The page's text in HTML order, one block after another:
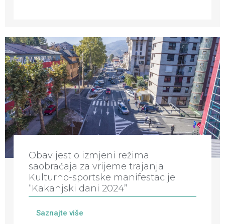
Obavijest o izmjeni režima
saobraćaja za vrijeme trajanja
Kulturno-sportske manifestacije
“Kakanjski dani 2024”
Saznajte više